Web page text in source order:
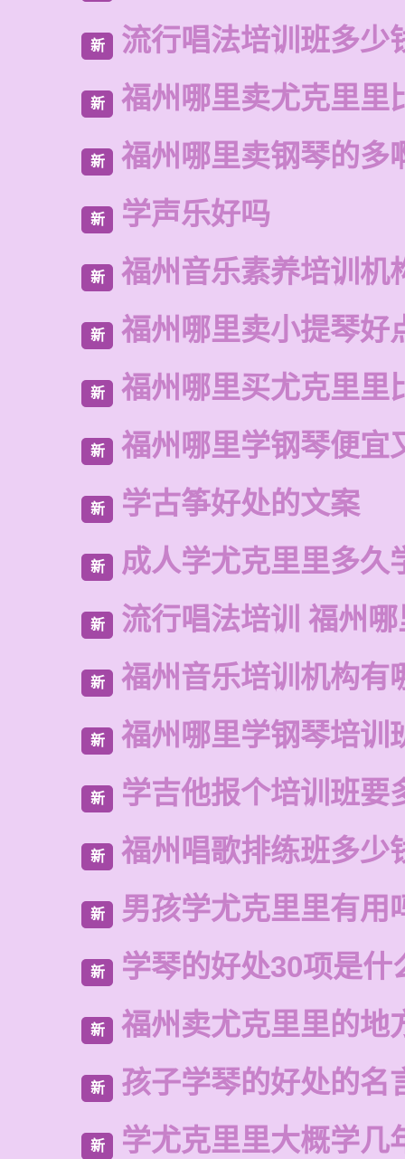
新 流行唱法培训班多少
新 福州哪里卖尤克里里
新 福州哪里卖钢琴的多
新 学声乐好吗
新 福州音乐素养培训机
新 福州哪里卖小提琴好
新 福州哪里买尤克里里
新 福州哪里学钢琴便宜
新 学古筝好处的文案
新 成人学尤克里里多久
新 流行唱法培训 福州
新 福州音乐培训机构有
新 福州哪里学钢琴培训
新 学吉他报个培训班要
新 福州唱歌排练班多少
新 男孩学尤克里里有用
新 学琴的好处30项是什
新 福州卖尤克里里的地
新 孩子学琴的好处的名
新 学尤克里里大概学几